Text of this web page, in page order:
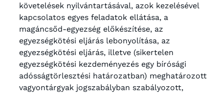
követelések nyilvántartásával, azok kezelésével
kapcsolatos egyes feladatok ellátása, a
magáncsőd-egyezség előkészítése, az
egyezségkötési eljárás lebonyolítása, az
egyezségkötési eljárás, illetve (sikertelen
egyezségkötési kezdeményezés egy bírósági
adósságtörlesztési határozatban) meghatározott
vagyontárgyak jogszabályban szabályozott,